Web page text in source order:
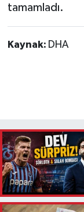
tamamladı.
Kaynak: DHA